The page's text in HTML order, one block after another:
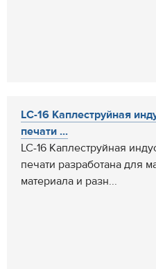
LC-16 Каплеструйная
печати ...
LC-16 Каплеструйная
печати разработана для
материала и разн...